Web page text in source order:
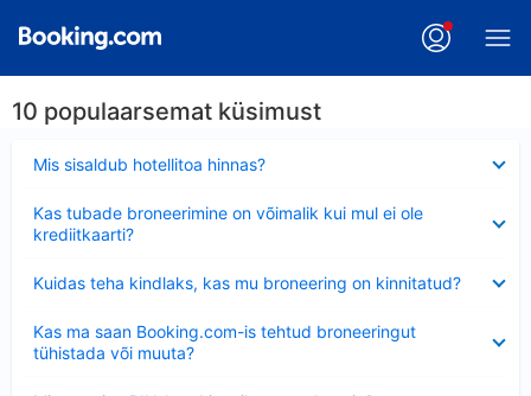
10 populaarsemat küsimust
Mis sisaldub hotellitoa hinnas?
Kas tubade broneerimine on võimalik kui mul ei ole
krediitkaarti?
Kuidas teha kindlaks, kas mu broneering on kinnitatud?
Kas ma saan Booking.com-is tehtud broneeringut
tühistada või muuta?